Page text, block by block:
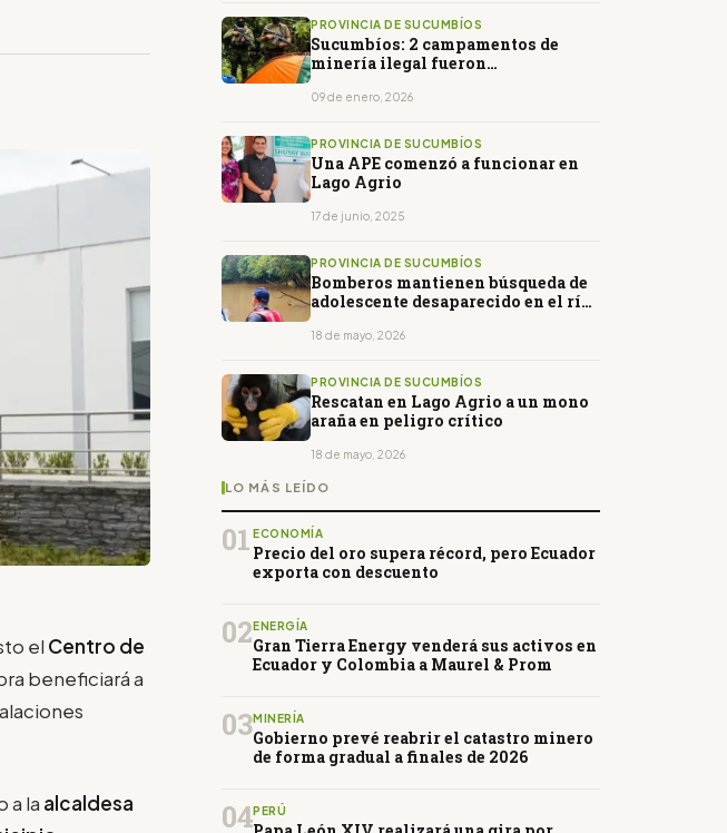
el Centro de
beneficiará a
a la alcaldesa
PROVINCIA DE SUCUMBÍOS
Sucumbíos: 2 campamentos de
minería ilegal fueron
09 de enero, 2026
PROVINCIA DE SUCUMBÍOS
Una APE comenzó a funcionar en
Lago Agrio
17 de junio, 2025
PROVINCIA DE SUCUMBÍOS
Bomberos mantienen búsqueda de
adolescente desaparecido en el río
18 de mayo, 2026
PROVINCIA DE SUCUMBÍOS
Rescatan en Lago Agrio a un mono
araña en peligro crítico
18 de mayo, 2026
LO MÁS LEÍDO
01 ECONOMÍA
Precio del oro supera récord, pero Ecuador
exporta con descuento
02 ENERGÍA
Gran Tierra Energy venderá sus activos en
Ecuador y Colombia a Maurel & Prom
03MINERÍA
Gobierno prevé reabrir el catastro minero
de forma gradual a finales de 2026
04PERÚ